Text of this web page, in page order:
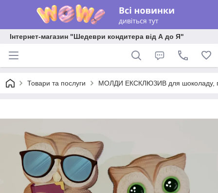
Інтернет-магазин "Шедеври кондитера від А до Я"
Товари та послуги МОЛДИ ЕКСКЛЮЗИВ для шоколаду,